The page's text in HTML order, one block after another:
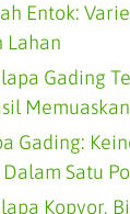
Entok:
Lahan
Gading
Memuaskan
Gading:
Satu
Kopyor,